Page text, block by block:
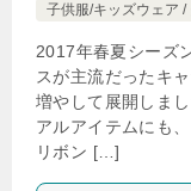
子供服/キッズウェア /
2017年春夏シーズ
スが主流だったキ
増やして展開しま
アルアイテムにも
リボン […]